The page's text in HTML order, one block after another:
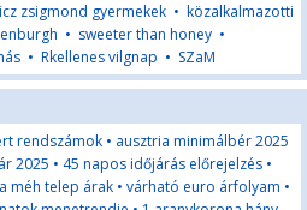
zsigmond gyermekek • közalkalmazotti
• sweeter than honey •
• Rkellenes vilgnap • SZaM
rendszámok • ausztria minimálbér 2025
2025 • 45 napos időjárás előrejelzés •
méh telep árak • várható euro árfolyam •